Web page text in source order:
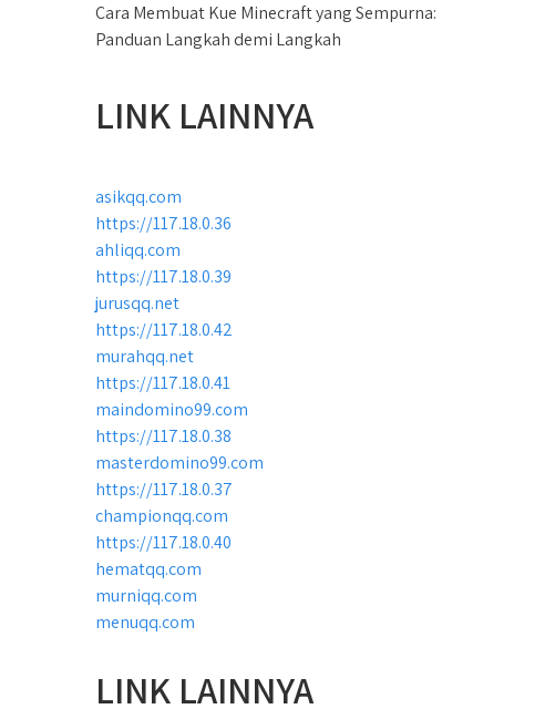
Cara Membuat Kue Minecraft yang Sempurna:
Panduan Langkah demi Langkah
LINK LAINNYA
asikqq.com
https://117.18.0.36
ahliqq.com
https://117.18.0.39
jurusqq.net
https://117.18.0.42
murahqq.net
https://117.18.0.41
maindomino99.com
https://117.18.0.38
masterdomino99.com
https://117.18.0.37
championqq.com
https://117.18.0.40
hematqq.com
murniqq.com
menuqq.com
LINK LAINNYA